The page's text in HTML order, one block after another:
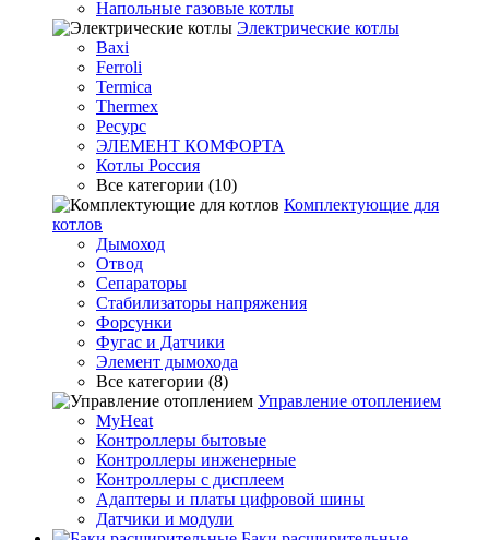
Напольные газовые котлы
Электрические котлы
Baxi
Ferroli
Termica
Thermex
Ресурс
ЭЛЕМЕНТ КОМФОРТА
Котлы Россия
Все категории (10)
Комплектующие для
котлов
Дымоход
Отвод
Сепараторы
Стабилизаторы напряжения
Форсунки
Фугас и Датчики
Элемент дымохода
Все категории (8)
Управление отоплением
MyHeat
Контроллеры бытовые
Контроллеры инженерные
Контроллеры с дисплеем
Адаптеры и платы цифровой шины
Датчики и модули